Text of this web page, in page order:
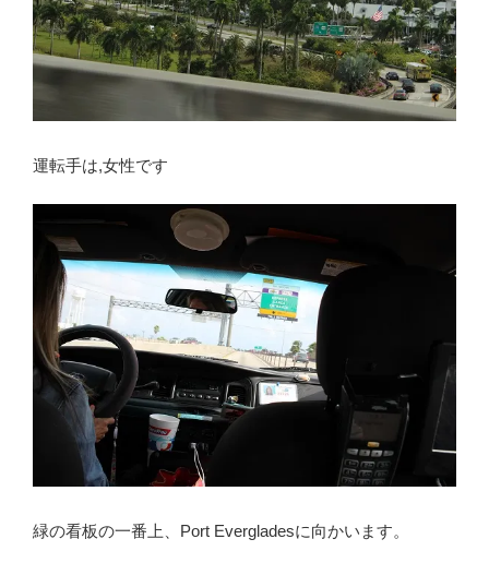
運転手は,女性です
緑の看板の一番上、Port Evergladesに向かいます。